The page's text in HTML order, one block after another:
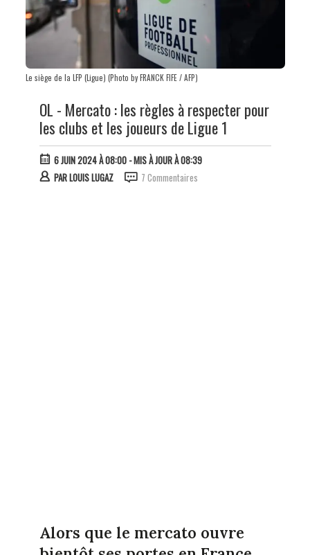
Le siège de la LFP (Ligue) (Photo by FRANCK FIFE / AFP)
OL - Mercato : les règles à respecter pour
les clubs et les joueurs de Ligue 1
6 JUIN 2024 À 08:00- MIS À JOUR À 08:39
PARLOUIS LUGAZ 7 Commentaires
Alors que le mercato ouvre